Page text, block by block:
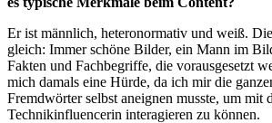
Er ist männlich, heteronormativ und weiß.
gleich: Immer schöne Bilder, ein Mann im
Fakten und Fachbegriffe, die vorausgesetzt
mich damals eine Hürde, da ich mir die
Fremdwörter selbst aneignen musste, um mit
Technikinfluencerin interagieren zu können.